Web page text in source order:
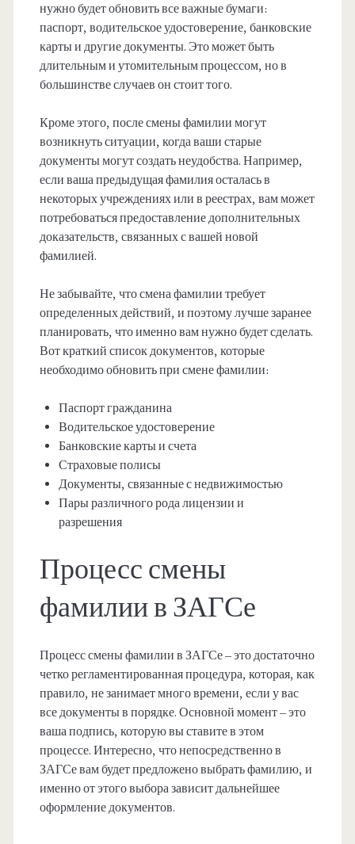
нужно будет обновить все важные бумаги:
паспорт, водительское удостоверение, банковские
карты и другие документы. Это может быть
длительным и утомительным процессом, но в
большинстве случаев он стоит того.
Кроме этого, после смены фамилии могут
возникнуть ситуации, когда ваши старые
документы могут создать неудобства. Например,
если ваша предыдущая фамилия осталась в
некоторых учреждениях или в реестрах, вам может
потребоваться предоставление дополнительных
доказательств, связанных с вашей новой
фамилией.
Не забывайте, что смена фамилии требует
определенных действий, и поэтому лучше заранее
планировать, что именно вам нужно будет сделать.
Вот краткий список документов, которые
необходимо обновить при смене фамилии:
Паспорт гражданина
Водительское удостоверение
Банковские карты и счета
Страховые полисы
Документы, связанные с недвижимостью
Пары различного рода лицензии и
разрешения
Процесс смены
фамилии в ЗАГСе
Процесс смены фамилии в ЗАГСе – это достаточно
четко регламентированная процедура, которая, как
правило, не занимает много времени, если у вас
все документы в порядке. Основной момент – это
ваша подпись, которую вы ставите в этом
процессе. Интересно, что непосредственно в
ЗАГСе вам будет предложено выбрать фамилию, и
именно от этого выбора зависит дальнейшее
оформление документов.